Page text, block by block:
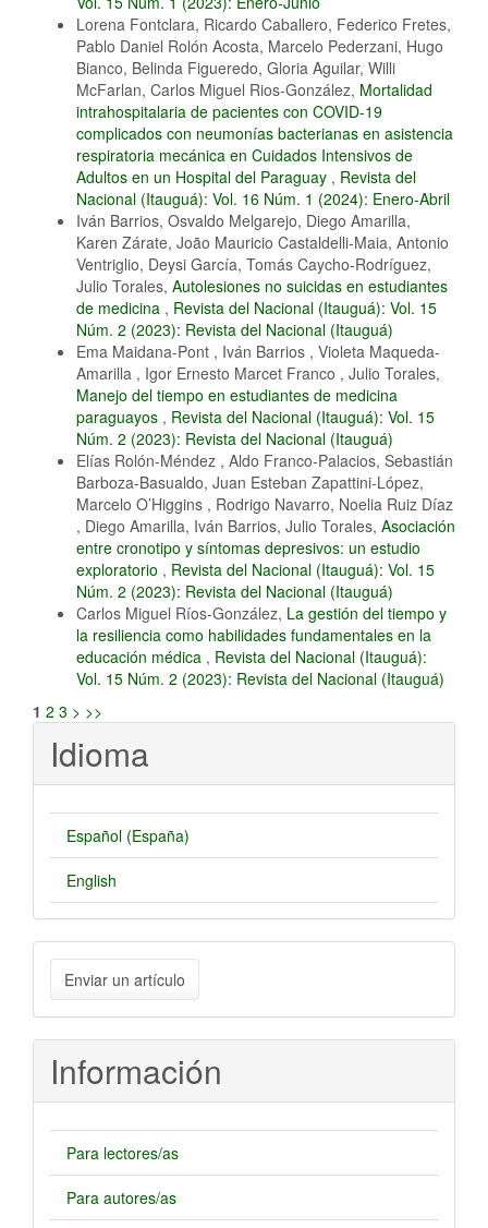
Lorena Fontclara, Ricardo Caballero, Federico Fretes,
Pablo Daniel Rolón Acosta, Marcelo Pederzani, Hugo
Bianco, Belinda Figueredo, Gloria Aguilar, Willi
McFarlan, Carlos Miguel Rios-González, Mortalidad
intrahospitalaria de pacientes con COVID-19
complicados con neumonías bacterianas en asistencia
respiratoria mecánica en Cuidados Intensivos de
Adultos en un Hospital del Paraguay , Revista del
Nacional (Itauguá): Vol. 16 Núm. 1 (2024): Enero-Abril
Iván Barrios, Osvaldo Melgarejo, Diego Amarilla,
Karen Zárate, João Mauricio Castaldelli-Maia, Antonio
Ventriglio, Deysi García, Tomás Caycho-Rodríguez,
Julio Torales, Autolesiones no suicidas en estudiantes
de medicina , Revista del Nacional (Itauguá): Vol. 15
Núm. 2 (2023): Revista del Nacional (Itauguá)
Ema Maidana-Pont , Iván Barrios , Violeta Maqueda-
Amarilla , Igor Ernesto Marcet Franco , Julio Torales,
Manejo del tiempo en estudiantes de medicina
paraguayos , Revista del Nacional (Itauguá): Vol. 15
Núm. 2 (2023): Revista del Nacional (Itauguá)
Elías Rolón-Méndez , Aldo Franco-Palacios, Sebastián
Barboza-Basualdo, Juan Esteban Zapattini-López,
Marcelo O’Higgins , Rodrigo Navarro, Noelia Ruiz Díaz
, Diego Amarilla, Iván Barrios, Julio Torales, Asociación
entre cronotipo y síntomas depresivos: un estudio
exploratorio , Revista del Nacional (Itauguá): Vol. 15
Núm. 2 (2023): Revista del Nacional (Itauguá)
Carlos Miguel Ríos-González, La gestión del tiempo y
la resiliencia como habilidades fundamentales en la
educación médica , Revista del Nacional (Itauguá):
Vol. 15 Núm. 2 (2023): Revista del Nacional (Itauguá)
1 2 3 > >>
Idioma
Español (España)
English
Enviar
un
artículo
Enviar un artículo
Información
Para lectores/as
Para autores/as